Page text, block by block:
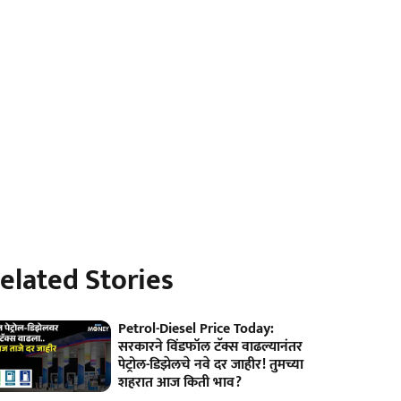
Stories
Petrol-Diesel Price Today:
सरकारने विंडफॉल टॅक्स वाढल्यानंतर
पेट्रोल-डिझेलचे नवे दर जाहीर! तुमच्या
शहरात आज किती भाव?